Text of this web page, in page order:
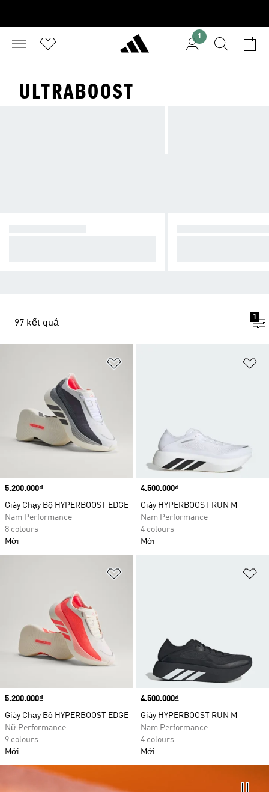
1
ULTRABOOST
97 kết quả
1
Price
5.200.000₫
Giày Chạy Bộ HYPERBOOST EDGE
Nam Performance
8 colours
Mới
Price
4.500.000₫
Giày HYPERBOOST RUN M
Nam Performance
4 colours
Mới
Price
5.200.000₫
Giày Chạy Bộ HYPERBOOST EDGE
Nữ Performance
9 colours
Mới
Price
4.500.000₫
Giày HYPERBOOST RUN M
Nam Performance
4 colours
Mới